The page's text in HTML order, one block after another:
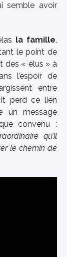
semble avoir
la famille,
le point de
des « élus » à
l’espoir de
entre
perd ce lien
un message
convenu :
qu’il
le chemin de